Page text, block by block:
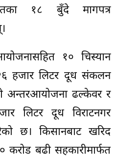
१८ बुँदे मागपत्र
१० चिस्यान
हजार लिटर दूध संकलन
अन्तरआयोजना ढल्केवर र
लिटर दूध विराटनगर
छ। किसानबाट खरिद
बढी सहकारीमार्फत